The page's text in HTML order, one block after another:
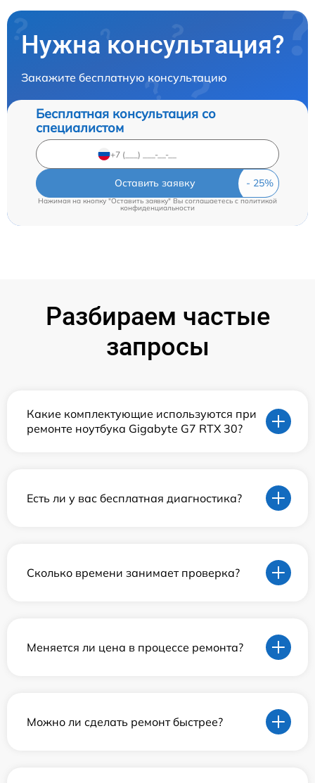
Нужна консультация?
Закажите бесплатную консультацию
Бесплатная консультация со
специалистом
Оставить заявку
Нажимая на кнопку "Оставить заявку" Вы соглашаетесь c политикой
конфиденциальности
Разбираем частые
запросы
Какие комплектующие используются при
ремонте ноутбука Gigabyte G7 RTX 30?
Есть ли у вас бесплатная диагностика?
Сколько времени занимает проверка?
Меняется ли цена в процессе ремонта?
Можно ли сделать ремонт быстрее?